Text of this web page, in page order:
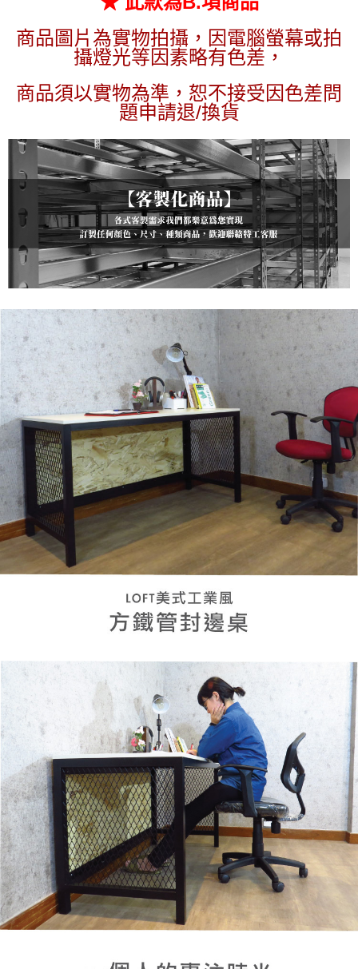
商品圖片為實物拍攝，因電腦螢幕或拍
攝燈光等因素略有色差，
商品須以實物為準，恕不接受因色差問
題申請退/換貨